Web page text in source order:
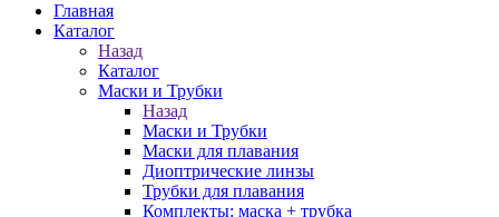
Главная
Каталог
Назад
Каталог
Маски и Трубки
Назад
Маски и Трубки
Маски для плавания
Диоптрические линзы
Трубки для плавания
Комплекты: маска + трубка